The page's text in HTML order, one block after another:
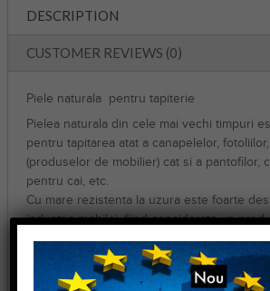
DESCRIPTION
CUSTOMER REVIEWS (0)
Piele naturala pentru tapiterie
Pielea naturala din cele mai vechi timpuri
pentru tapitarea atat a canapelelor,
(produselor de mobilier) cat si a pantofilor,
pentru cai, etc.
Cu mare rezistenta la uzura este foarte
industria mobilei, fiind considerata un
Pielea este de calitate superioara,
toate tipurile de ateliere precum si pentru
medii si mari.